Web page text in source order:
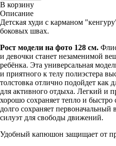
В корзину
Описание
Детская худи с карманом
боковых швах.
Рост модели на фото 128 см.
и девочки станет незаменимой
ребёнка. Эта универсальная
и приятного к телу полиэстера
толстовка отлично подойдет как
для активного отдыха. Легкий и
хорошо сохраняет тепло и
долго сохраняет
силуэт для свободы движений.
Удобный капюшон защищает от